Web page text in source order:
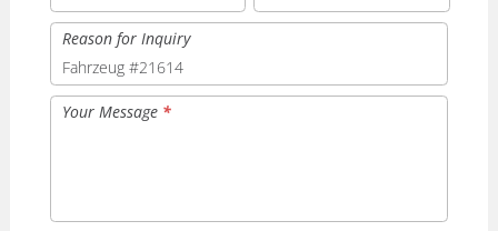
Reason for Inquiry
Your Message *